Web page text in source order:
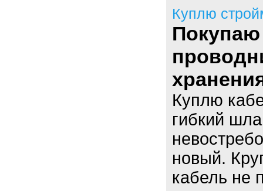
Куплю
Куплю
гибкий
новый.
кабель не